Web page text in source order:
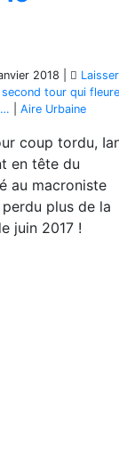
2018
Laisser
tour qui fleure
Aire Urbaine
coup tordu,
en tête du
au macroniste
plus de la
juin 2017 !